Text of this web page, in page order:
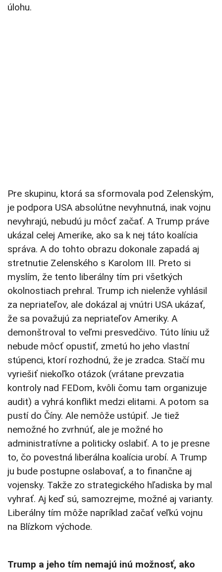
úlohu.
Pre skupinu, ktorá sa sformovala pod Zelenským,
je podpora USA absolútne nevyhnutná, inak vojnu
nevyhrajú, nebudú ju môcť začať. A Trump práve
ukázal celej Amerike, ako sa k nej táto koalícia
správa. A do tohto obrazu dokonale zapadá aj
stretnutie Zelenského s Karolom III. Preto si
myslím, že tento liberálny tím pri všetkých
okolnostiach prehral. Trump ich nielenže vyhlásil
za nepriateľov, ale dokázal aj vnútri USA ukázať,
že sa považujú za nepriateľov Ameriky. A
demonštroval to veľmi presvedčivo. Túto líniu už
nebude môcť opustiť, zmetú ho jeho vlastní
stúpenci, ktorí rozhodnú, že je zradca. Stačí mu
vyriešiť niekoľko otázok (vrátane prevzatia
kontroly nad FEDom, kvôli čomu tam organizuje
audit) a vyhrá konflikt medzi elitami. A potom sa
pustí do Číny. Ale nemôže ustúpiť. Je tiež
nemožné ho zvrhnúť, ale je možné ho
administratívne a politicky oslabiť. A to je presne
to, čo povestná liberálna koalícia urobí. A Trump
ju bude postupne oslabovať, a to finančne aj
vojensky. Takže zo strategického hľadiska by mal
vyhrať. Aj keď sú, samozrejme, možné aj varianty.
Liberálny tím môže napríklad začať veľkú vojnu
na Blízkom východe.
Trump a jeho tím nemajú inú možnosť, ako